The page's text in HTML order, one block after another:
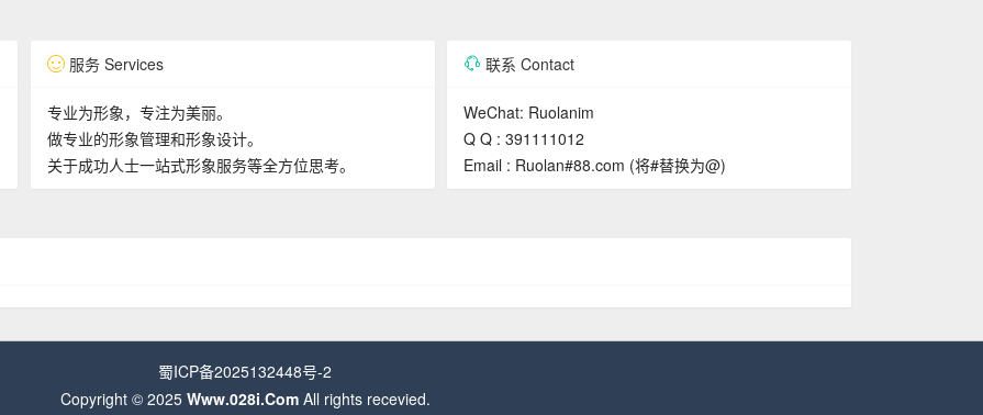
服务 Services
专业为形象，专注为美丽。
做专业的形象管理和形象设计。
关于成功人士一站式形象服务等全方位思考。
联系 Contact
WeChat: Ruolanim
Q Q : 391111012
Email : Ruolan#88.com (将#替换为@)
蜀ICP备2025132448号-2
Copyright © 2025 Www.028i.ComAll rights recevied.